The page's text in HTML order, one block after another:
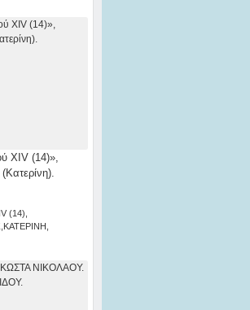
ΧΙV (14)»,
(14)
ΚΑΤΕΡΙΝΗ